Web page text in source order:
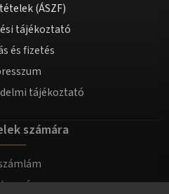
(ÁSZF)
tájékoztató
és fizetés
tájékoztató
számára